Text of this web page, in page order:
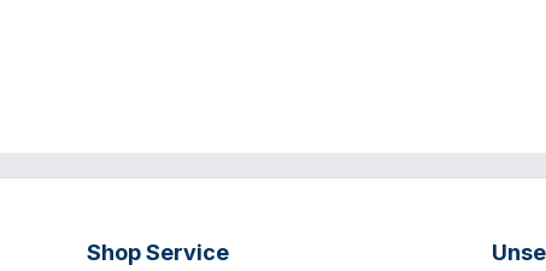
Shop Service